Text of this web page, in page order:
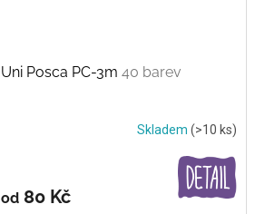
Uni Posca PC-3m 40 barev
Skladem (>10 ks)
od80 Kč